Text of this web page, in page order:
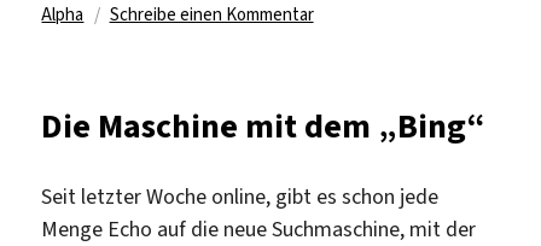
Alpha
Schreibe einen Kommentarzu
Antwort
haben
Die Maschine mit dem „Bing“
Seit letzter Woche online, gibt es schon jede
Menge Echo auf die neue Suchmaschine, mit der